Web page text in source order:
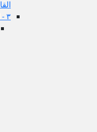
٣ - استصحاب الامور المقيدة بالزمان: